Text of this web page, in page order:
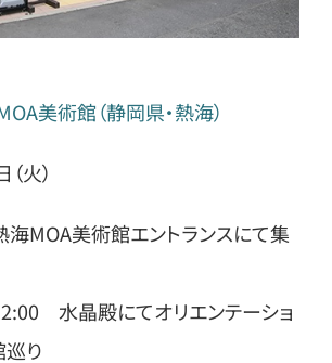
美術館（静岡県・熱海）
火）
MOA美術館エントランスにて集
水晶殿にてオリエンテーショ
巡り